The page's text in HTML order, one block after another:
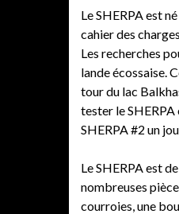
Le SHERPA est
cahier des
Les recherches
lande écossaise.
tour du lac
tester le SHERPA
SHERPA #2 un
Le SHERPA est
nombreuses
courroies, une